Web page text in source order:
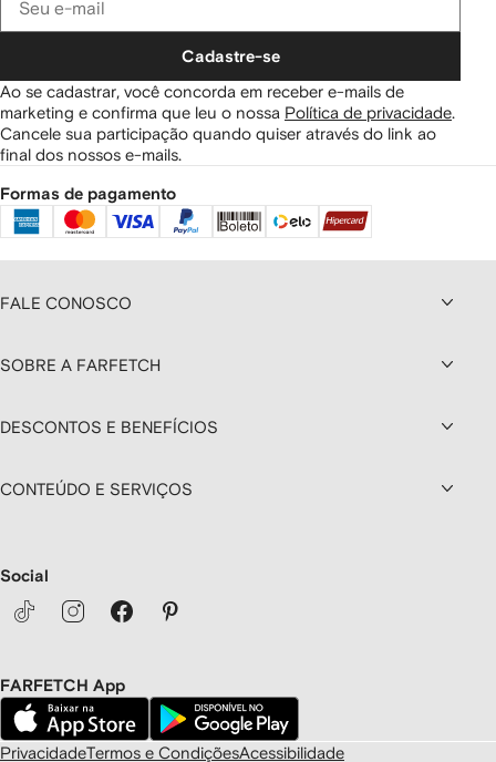
Cadastre-se
Ao se cadastrar, você concorda em receber e-mails de
marketing e confirma que leu o nossa Política de privacidade.
Cancele sua participação quando quiser através do link ao
final dos nossos e-mails.
Formas de pagamento
FALE CONOSCO
SOBRE A FARFETCH
DESCONTOS E BENEFÍCIOS
CONTEÚDO E SERVIÇOS
Social
FARFETCH App
PrivacidadeTermos e CondiçõesAcessibilidade